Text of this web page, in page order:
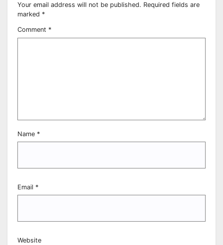
Your email address will not be published. Required fields are
marked *
Comment *
Name *
Email *
Website